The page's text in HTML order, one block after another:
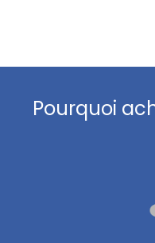
Pourquoi